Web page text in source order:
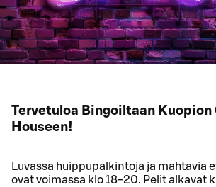
Tervetuloa Bingoiltaan Kuopion
Houseen!
Luvassa huippupalkintoja ja mahtavia
ovat voimassa klo 18-20. Pelit alkavat